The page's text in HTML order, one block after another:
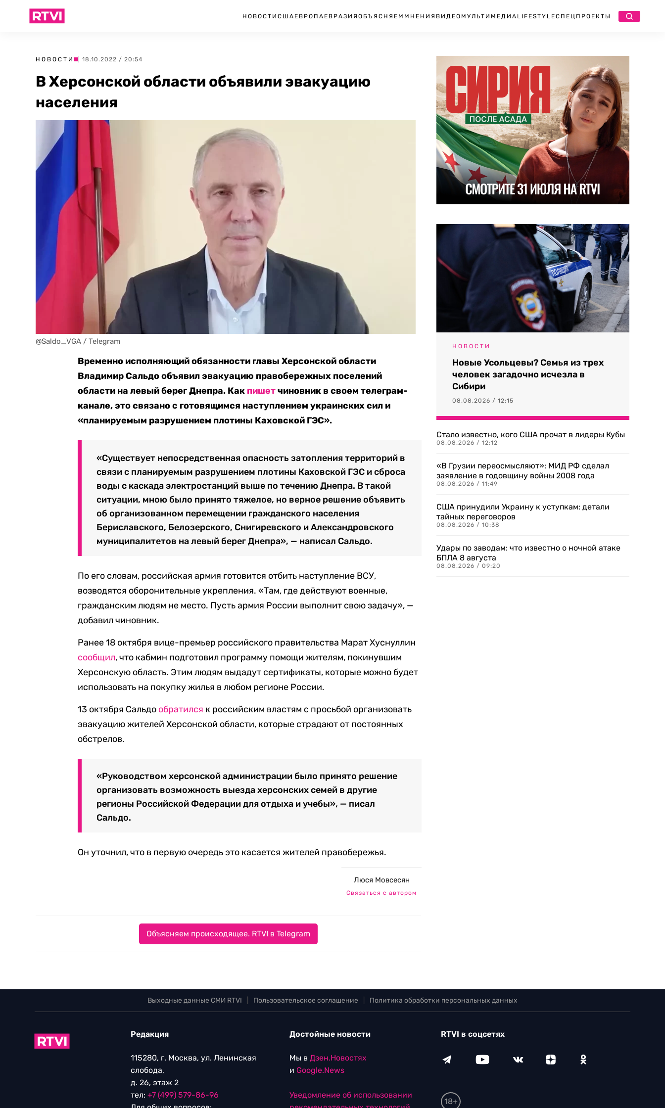
НОВОСТИ США ЕВРОПА ЕВРАЗИЯ ОБЪЯСНЯЕМ МНЕНИЯ ВИДЕО МУЛЬТИМЕДИА LIFESTYLEСПЕЦПРОЕКТЫ
НОВОСТИ | 18.10.2022 / 20:54
В Херсонской области объявили эвакуацию
населения
@Saldo_VGA / Telegram
Временно исполняющий обязанности главы Херсонской области
Владимир Сальдо объявил эвакуацию правобережных поселений
области на левый берег Днепра. Как пишетчиновник в своем телеграм-
канале, это связано с готовящимся наступлением украинских сил и
«планируемым разрушением плотины Каховской ГЭС».
«Существует непосредственная опасность затопления территорий в
связи с планируемым разрушением плотины Каховской ГЭС и сброса
воды с каскада электростанций выше по течению Днепра. В такой
ситуации, мною было принято тяжелое, но верное решение объявить
об организованном перемещении гражданского населения
Бериславского, Белозерского, Снигиревского и Александровского
муниципалитетов на левый берег Днепра», — написал Сальдо.
По его словам, российская армия готовится отбить наступление ВСУ,
возводятся оборонительные укрепления. «Там, где действуют военные,
гражданским людям не место. Пусть армия России выполнит свою задачу», —
добавил чиновник.
Ранее 18 октября вице-премьер российского правительства Марат Хуснуллин
сообщил, что кабмин подготовил программу помощи жителям, покинувшим
Херсонскую область. Этим людям выдадут сертификаты, которые можно будет
использовать на покупку жилья в любом регионе России.
13 октября Сальдо обратился к российским властям с просьбой организовать
эвакуацию жителей Херсонской области, которые страдают от постоянных
обстрелов.
«Руководством херсонской администрации было принято решение
организовать возможность выезда херсонских семей в другие
регионы Российской Федерации для отдыха и учебы», — писал
Сальдо.
Он уточнил, что в первую очередь это касается жителей правобережья.
Люся Мовсесян
Связаться с автором
Объясняем происходящее. RTVI в Telegram
НОВОСТИ
Новые Усольцевы? Семья из трех
человек загадочно исчезла в
Сибири
08.08.2026 / 12:15
Стало известно, кого США прочат в лидеры Кубы
08.08.2026 / 12:12
«В Грузии переосмысляют»: МИД РФ сделал
заявление в годовщину войны 2008 года
08.08.2026 / 11:49
США принудили Украину к уступкам: детали
тайных переговоров
08.08.2026 / 10:38
Удары по заводам: что известно о ночной атаке
БПЛА 8 августа
08.08.2026 / 09:20
Выходные данные СМИ RTVI Пользовательское соглашение Политика обработки персональных данных
Редакция
115280, г. Москва, ул. Ленинская
слобода,
д. 26, этаж 2
тел: +7 (499) 579-86-96
Достойные новости
Мы в Дзен.Новостях
и Google.News
Уведомление об использовании
RTVI в соцсетях
18+